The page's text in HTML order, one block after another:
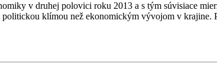
v druhej polovici roku 2013 a s tým súvisiace
klímou než ekonomickým vývojom v krajine.